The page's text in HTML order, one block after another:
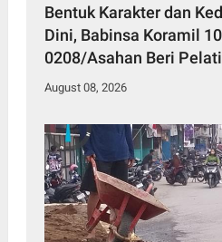
Bentuk Karakter dan
Dini, Babinsa Koramil
0208/Asahan Beri
Bagi Siswa MIN 7
August 08, 2026